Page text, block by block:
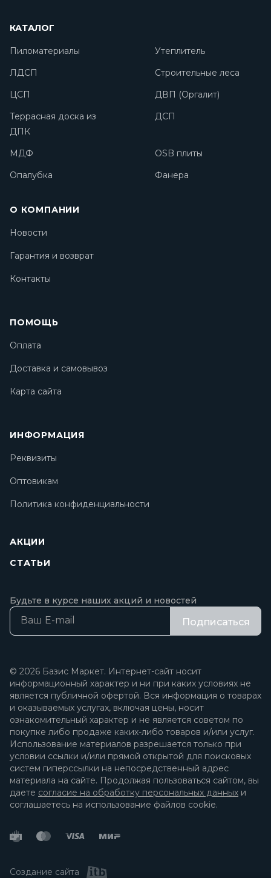
КАТАЛОГ
Пиломатериалы
Утеплитель
ЛДСП
Строительные леса
ЦСП
ДВП (Оргалит)
Террасная доска из
ДПК
ДСП
МДФ
OSB плиты
Опалубка
Фанера
О КОМПАНИИ
Новости
Гарантия и возврат
Контакты
ПОМОЩЬ
Оплата
Доставка и самовывоз
Карта сайта
ИНФОРМАЦИЯ
Реквизиты
Оптовикам
Политика конфиденциальности
АКЦИИ
СТАТЬИ
Будьте в курсе наших акций и новостей
Подписаться
© 2026 Базис Маркет. Интернет-сайт носит
информационный характер и ни при каких условиях не
является публичной офертой. Вся информация о товарах
и оказываемых услугах, включая цены, носит
ознакомительный характер и не является советом по
покупке либо продаже каких-либо товаров и/или услуг.
Использование материалов разрешается только при
условии ссылки и/или прямой открытой для поисковых
систем гиперссылки на непосредственный адрес
материала на сайте. Продолжая пользоваться сайтом, вы
даете согласие на обработку персональных данных и
соглашаетесь на использование файлов cookie.
Создание сайта